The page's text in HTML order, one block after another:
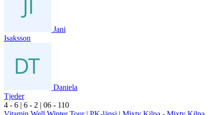
Jani
Isaksson
Daniela
Tjeder
4 - 6 | 6 - 2 | 06 - 110